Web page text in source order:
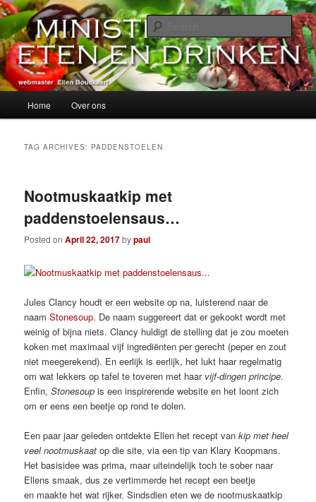
Skip
to
primary
content
Skip
to
secondary
contentMinisterie van Eten en Drinken
alles over eten, drinken en andere genoegens…
Home Over ons
TAG ARCHIVES: PADDENSTOELEN
Nootmuskaatkip met
paddenstoelensaus…
Posted onApril 22, 2017bypaul
Jules Clancy houdt er een website op na, luisterend naar de
naamStonesoup. De naam suggereert dat er gekookt wordt met
weinig of bijna niets. Clancy huldigt de stelling dat je zou moeten
koken met maximaal vijf ingrediënten per gerecht (peper en zout
niet meegerekend). En eerlijk is eerlijk, het lukt haar regelmatig
om wat lekkers op tafel te toveren met haar vijf-dingen principe.
Enfin,Stonesoup is een inspirerende website en het loont zich
om er eens een beetje op rond te dolen.
Een paar jaar geleden ontdekte Ellen het recept vankip met heel
veel nootmuskaat op die site, via een tip van Klary Koopmans.
Het basisidee was prima, maar uiteindelijk toch te sober naar
Ellens smaak, dus ze vertimmerde het recept een beetje
en maakte het wat rijker. Sindsdien eten we de nootmuskaatkip